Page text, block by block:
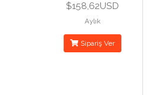
$158,62USD
Aylık
Sipariş Ver